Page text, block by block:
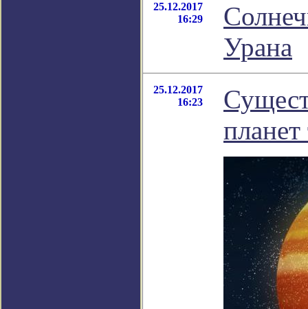
25.12.2017
16:29
Урана
25.12.2017
16:23